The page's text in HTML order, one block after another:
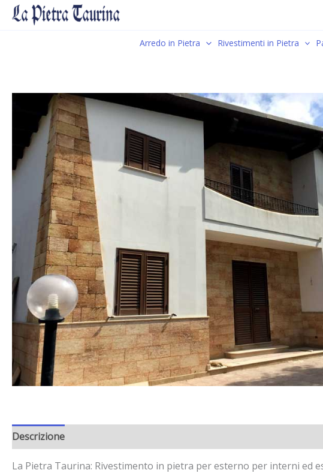
Arredo in Pietra Rivestimenti in Pietra
Descrizione
La Pietra Taurina: Rivestimento in pietra per esterno per interni ed